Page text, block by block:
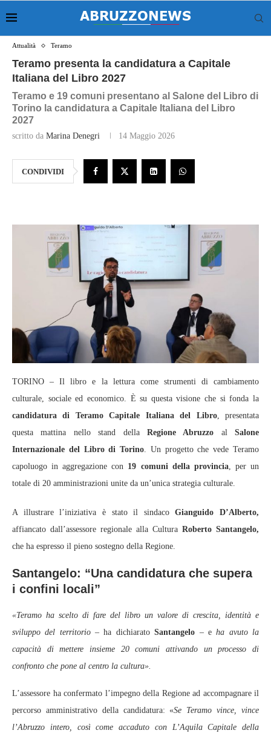
Attualità Teramo
Teramo presenta la candidatura a Capitale
Italiana del Libro 2027
Teramo e 19 comuni presentano al Salone del Libro di
Torino la candidatura a Capitale Italiana del Libro
2027
scritto da Marina Denegri 14 Maggio 2026
CONDIVIDI
TORINO – Il libro e la lettura come strumenti di cambiamento
culturale, sociale ed economico. È su questa visione che si fonda la
candidatura di Teramo Capitale Italiana del Libro, presentata
questa mattina nello stand della Regione Abruzzo al Salone
Internazionale del Libro di Torino. Un progetto che vede Teramo
capoluogo in aggregazione con 19 comuni della provincia, per un
totale di 20 amministrazioni unite da un’unica strategia culturale.
A illustrare l’iniziativa è stato il sindacoGianguido D’Alberto,
affiancato dall’assessore regionale alla Cultura Roberto Santangelo,
che ha espresso il pieno sostegno della Regione.
Santangelo: “Una candidatura che supera
i confini locali”
«Teramo ha scelto di fare del libro un valore di crescita, identità e
sviluppo del territorio – ha dichiaratoSantangelo – eha avuto la
capacità di mettere insieme 20 comuni attivando un processo di
confronto che pone al centro la cultura».
L’assessore ha confermato l’impegno della Regione ad accompagnare il
percorso amministrativo della candidatura: «Se Teramo vince, vince
l’Abruzzo intero, così come accaduto con L’Aquila Capitale della